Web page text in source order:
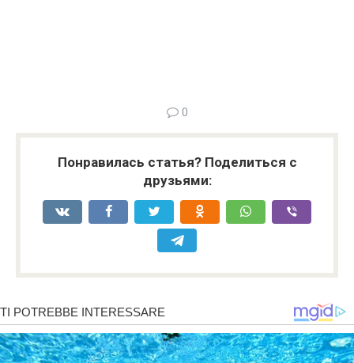
0
Понравилась статья? Поделиться с
друзьями: